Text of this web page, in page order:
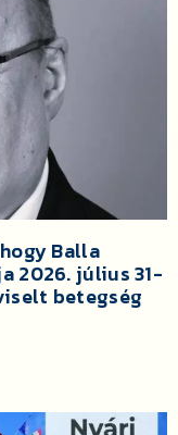
Balla
2026. július 31-
betegség